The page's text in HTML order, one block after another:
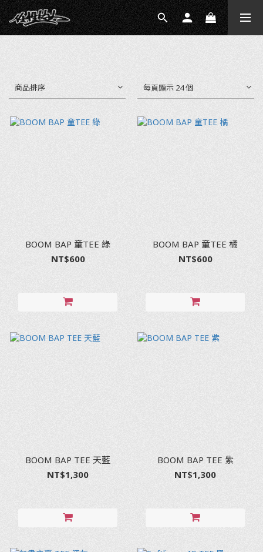
商品排序 每頁顯示 24 個
BOOM BAP 童TEE 綠
NT$600
BOOM BAP 童TEE 橘
NT$600
BOOM BAP TEE 天藍
NT$1,300
BOOM BAP TEE 紫
NT$1,300